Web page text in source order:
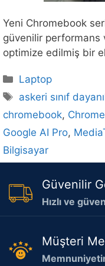
Yeni Chromebook
güvenilir performans
optimize edilmiş bir
Kategoriler
Laptop
Etiketler
askeri sınıf
chromebook,
Google AI Pro,
Bilgisayar
Güvenilir
Hızlı ve
Müşteri